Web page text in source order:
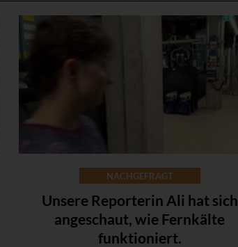
NACHGEFRAGT
Unsere Reporterin Ali hat sich
angeschaut, wie Fernkälte
funktioniert.